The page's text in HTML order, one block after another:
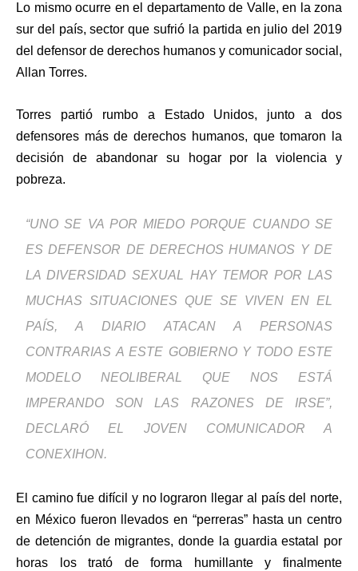
Lo mismo ocurre en el departamento de Valle, en la zona
sur del país, sector que sufrió la partida en julio del 2019
del defensor de derechos humanos y comunicador social,
Allan Torres.
Torres partió rumbo a Estado Unidos, junto a dos
defensores más de derechos humanos, que tomaron la
decisión de abandonar su hogar por la violencia y
pobreza.
“UNO SE VA POR MIEDO PORQUE CUANDO SE
ES DEFENSOR DE DERECHOS HUMANOS Y DE
LA DIVERSIDAD SEXUAL HAY TEMOR POR LAS
MUCHAS SITUACIONES QUE SE VIVEN EN EL
PAÍS, A DIARIO ATACAN A PERSONAS
CONTRARIAS A ESTE GOBIERNO Y TODO ESTE
MODELO NEOLIBERAL QUE NOS ESTÁ
IMPERANDO SON LAS RAZONES DE IRSE”,
DECLARÓ EL JOVEN COMUNICADOR A
CONEXIHON.
El camino fue difícil y no lograron llegar al país del norte,
en México fueron llevados en “perreras” hasta un centro
de detención de migrantes, donde la guardia estatal por
horas los trató de forma humillante y finalmente